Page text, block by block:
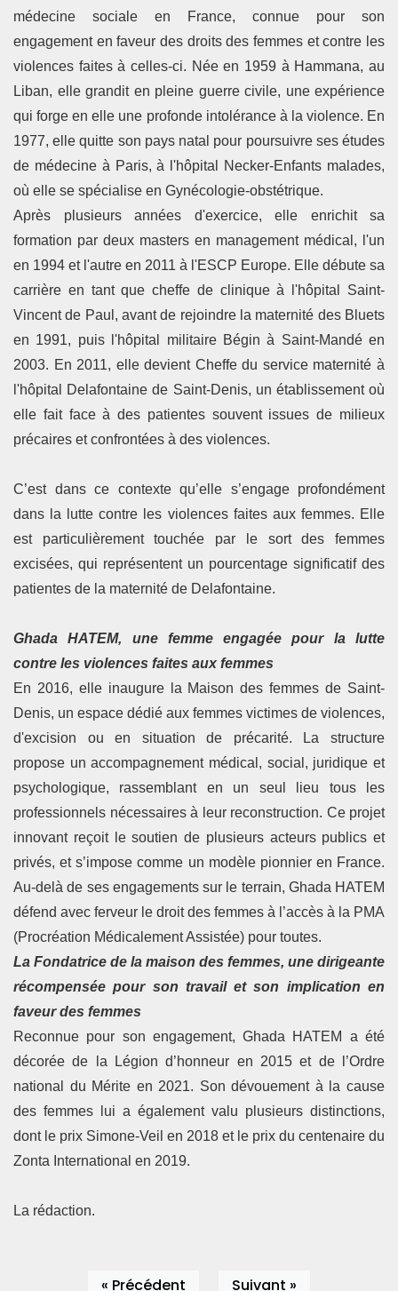
médecine sociale en France, connue pour son
engagement en faveur des droits des femmes et contre les
violences faites à celles-ci. Née en 1959 à Hammana, au
Liban, elle grandit en pleine guerre civile, une expérience
qui forge en elle une profonde intolérance à la violence. En
1977, elle quitte son pays natal pour poursuivre ses études
de médecine à Paris, à l'hôpital Necker-Enfants malades,
où elle se spécialise en Gynécologie-obstétrique.
Après plusieurs années d'exercice, elle enrichit sa
formation par deux masters en management médical, l'un
en 1994 et l'autre en 2011 à l'ESCP Europe. Elle débute sa
carrière en tant que cheffe de clinique à l'hôpital Saint-
Vincent de Paul, avant de rejoindre la maternité des Bluets
en 1991, puis l'hôpital militaire Bégin à Saint-Mandé en
2003. En 2011, elle devient Cheffe du service maternité à
l'hôpital Delafontaine de Saint-Denis, un établissement où
elle fait face à des patientes souvent issues de milieux
précaires et confrontées à des violences.
C’est dans ce contexte qu’elle s’engage profondément
dans la lutte contre les violences faites aux femmes. Elle
est particulièrement touchée par le sort des femmes
excisées, qui représentent un pourcentage significatif des
patientes de la maternité de Delafontaine.
Ghada HATEM, une femme engagée pour la lutte
contre les violences faites aux femmes
En 2016, elle inaugure la Maison des femmes de Saint-
Denis, un espace dédié aux femmes victimes de violences,
d'excision ou en situation de précarité. La structure
propose un accompagnement médical, social, juridique et
psychologique, rassemblant en un seul lieu tous les
professionnels nécessaires à leur reconstruction. Ce projet
innovant reçoit le soutien de plusieurs acteurs publics et
privés, et s’impose comme un modèle pionnier en France.
Au-delà de ses engagements sur le terrain, Ghada HATEM
défend avec ferveur le droit des femmes à l’accès à la PMA
(Procréation Médicalement Assistée) pour toutes.
La Fondatrice de la maison des femmes, une dirigeante
récompensée pour son travail et son implication en
faveur des femmes
Reconnue pour son engagement, Ghada HATEM a été
décorée de la Légion d’honneur en 2015 et de l’Ordre
national du Mérite en 2021. Son dévouement à la cause
des femmes lui a également valu plusieurs distinctions,
dont le prix Simone-Veil en 2018 et le prix du centenaire du
Zonta International en 2019.
La rédaction.
« Précédent Suivant »